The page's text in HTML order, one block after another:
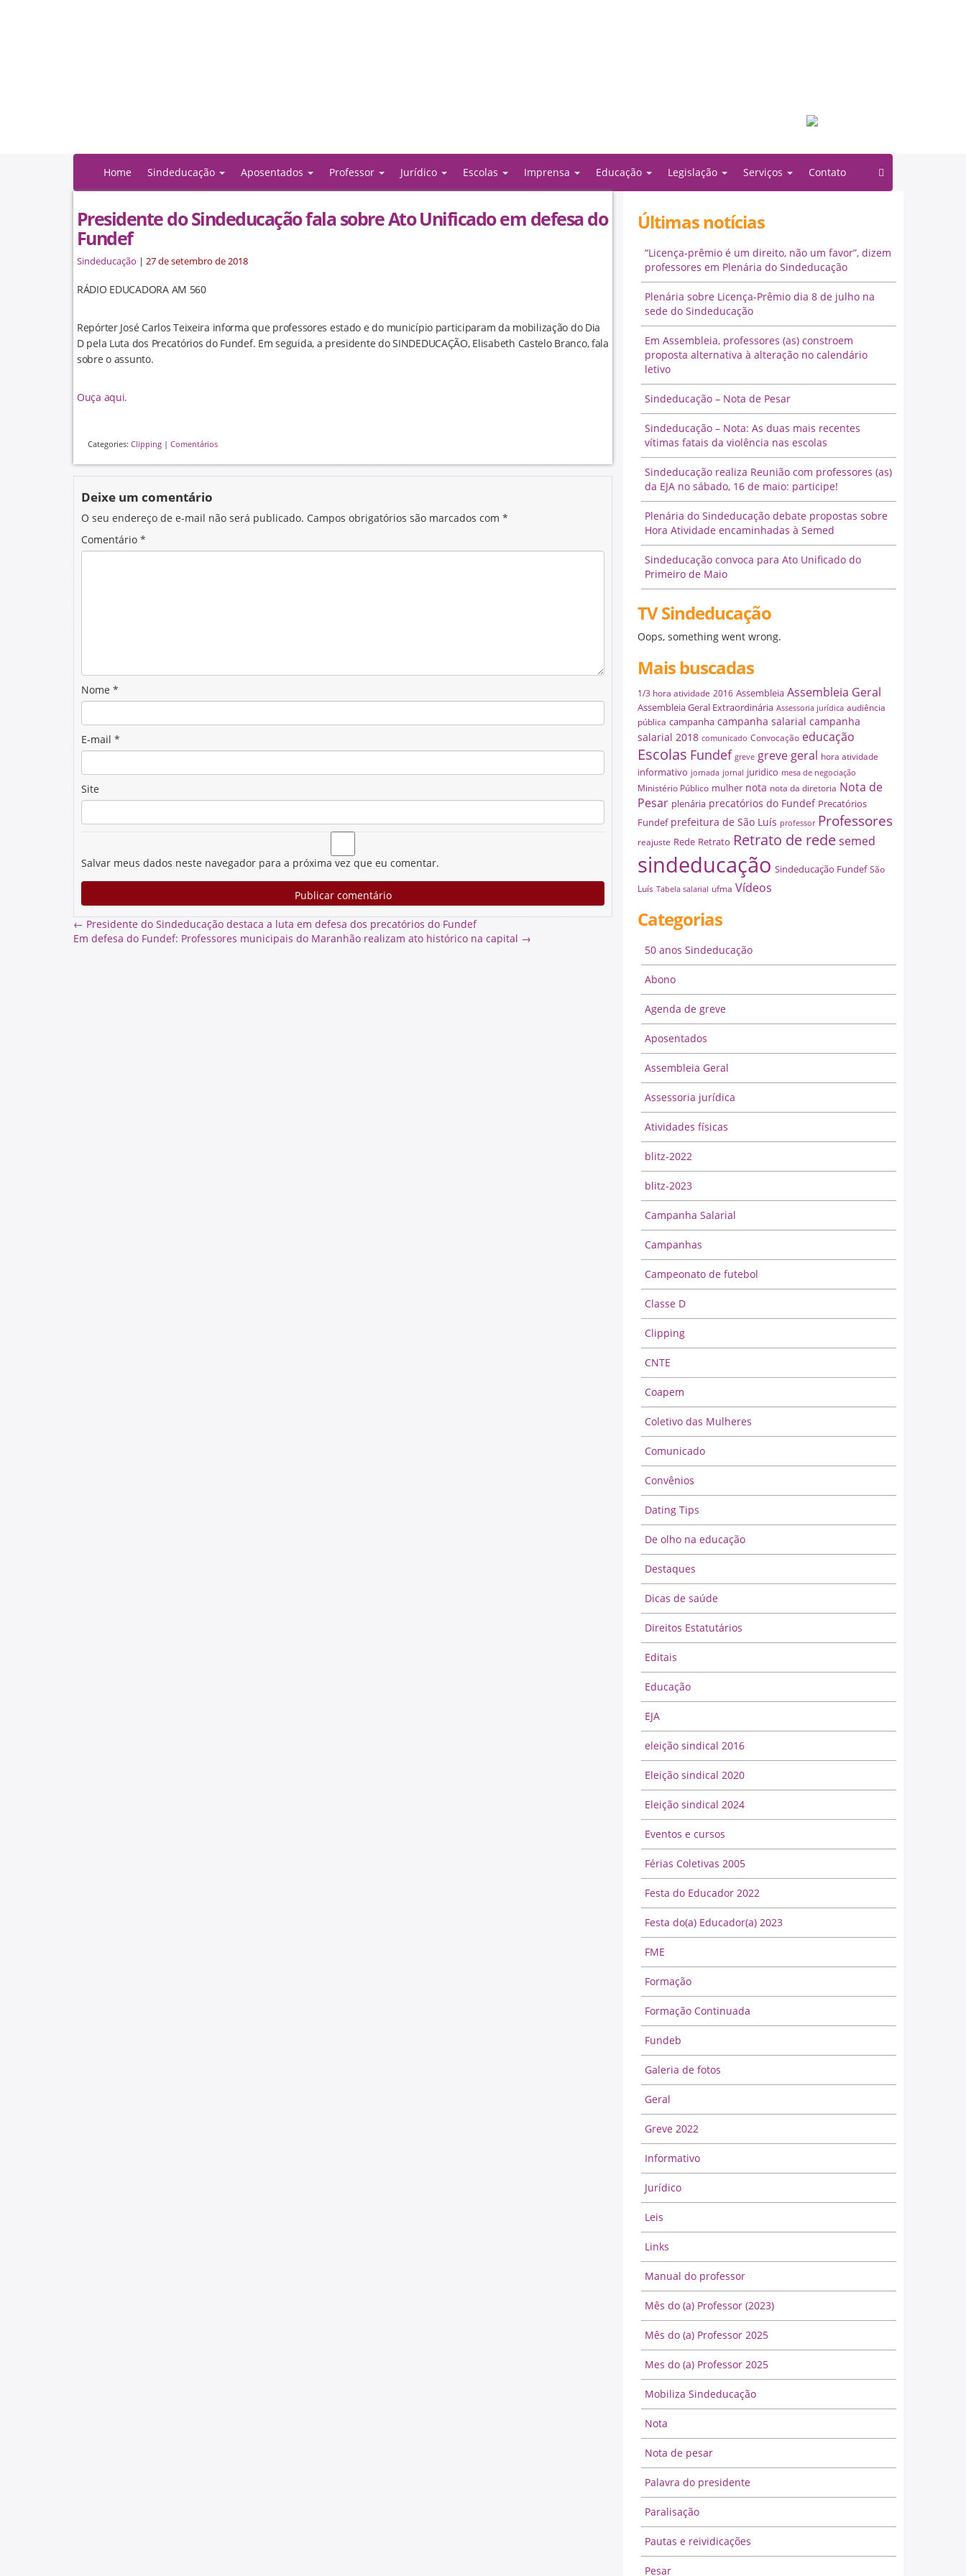
Home Sindeducação Aposentados Professor Jurídico Escolas Imprensa Educação Legislação Serviços Contato
Presidente do Sindeducação fala sobre Ato Unificado em defesa do
Fundef
Sindeducação | 27 de setembro de 2018
RÁDIO EDUCADORA AM 560
Repórter José Carlos Teixeira informa que professores estado e do município participaram da mobilização do Dia
D pela Luta dos Precatórios do Fundef. Em seguida, a presidente do SINDEDUCAÇÃO, Elisabeth Castelo Branco, fala
sobre o assunto.
Ouça aqui.
Categories: Clipping | Comentários
Deixe um comentário
O seu endereço de e-mail não será publicado. Campos obrigatórios são marcados com *
Comentário *
Nome *
E-mail *
Site
Salvar meus dados neste navegador para a próxima vez que eu comentar.
← Presidente do Sindeducação destaca a luta em defesa dos precatórios do Fundef
Em defesa do Fundef: Professores municipais do Maranhão realizam ato histórico na capital →
Últimas notícias
“Licença-prêmio é um direito, não um favor”, dizem
professores em Plenária do Sindeducação
Plenária sobre Licença-Prêmio dia 8 de julho na
sede do Sindeducação
Em Assembleia, professores (as) constroem
proposta alternativa à alteração no calendário
letivo
Sindeducação – Nota de Pesar
Sindeducação – Nota: As duas mais recentes
vítimas fatais da violência nas escolas
Sindeducação realiza Reunião com professores (as)
da EJA no sábado, 16 de maio: participe!
Plenária do Sindeducação debate propostas sobre
Hora Atividade encaminhadas à Semed
Sindeducação convoca para Ato Unificado do
Primeiro de Maio
TV Sindeducação
Oops, something went wrong.
Mais buscadas
1/3 hora atividade 2016 Assembleia Assembleia Geral
Assembleia Geral Extraordinária Assessoria jurídica audiência
pública campanha campanha salarial campanha
salarial 2018 comunicado Convocação educação
Escolas Fundef greve greve geral hora atividade
informativo jornada jornal juridico mesa de negociação
Ministério Público mulher nota nota da diretoria Nota de
Pesar plenária precatórios do Fundef Precatórios
Fundef prefeitura de São Luís professor Professores
reajuste Rede Retrato Retrato de redesemed
sindeducação Sindeducação Fundef São
Luís Tabela salarial ufma Vídeos
Categorias
50 anos Sindeducação
Abono
Agenda de greve
Aposentados
Assembleia Geral
Assessoria jurídica
Atividades físicas
blitz-2022
blitz-2023
Campanha Salarial
Campanhas
Campeonato de futebol
Classe D
Clipping
CNTE
Coapem
Coletivo das Mulheres
Comunicado
Convênios
Dating Tips
De olho na educação
Destaques
Dicas de saúde
Direitos Estatutários
Editais
Educação
EJA
eleição sindical 2016
Eleição sindical 2020
Eleição sindical 2024
Eventos e cursos
Férias Coletivas 2005
Festa do Educador 2022
Festa do(a) Educador(a) 2023
FME
Formação
Formação Continuada
Fundeb
Galeria de fotos
Geral
Greve 2022
Informativo
Jurídico
Leis
Links
Manual do professor
Mês do (a) Professor (2023)
Mês do (a) Professor 2025
Mes do (a) Professor 2025
Mobiliza Sindeducação
Nota
Nota de pesar
Palavra do presidente
Paralisação
Pautas e reividicações
Pesar